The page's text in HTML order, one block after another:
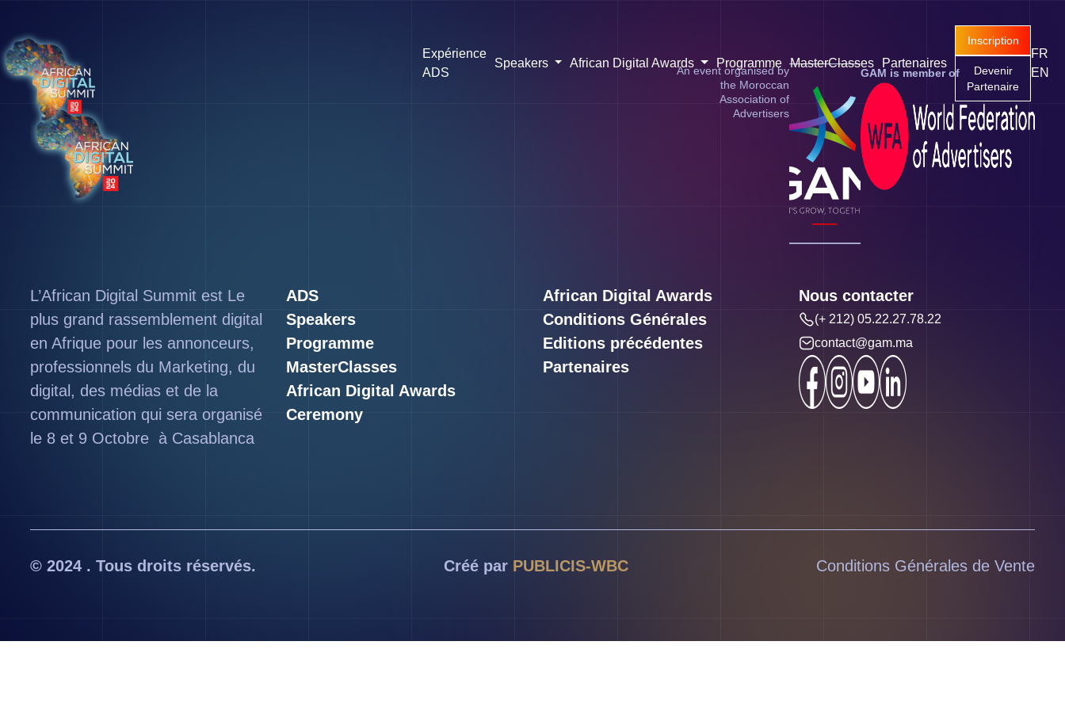
Inscription
Devenir
Partenaire
FR
EN
Expérience
ADS
Speakers African Digital Awards Programme MasterClasses Partenaires
An event organised by
the Moroccan
Association of
Advertisers
GAM is member of
L’African Digital Summit est Le
plus grand rassemblement digital
en Afrique pour les annonceurs,
professionnels du Marketing, du
digital, des médias et de la
communication qui sera organisé
le 8 et 9 Octobre à Casablanca
ADS
Speakers
Programme
MasterClasses
African Digital Awards
Ceremony
African Digital Awards
Conditions Générales
Editions précédentes
Partenaires
Nous contacter
(+ 212) 05.22.27.78.22
contact@gam.ma
© 2024 . Tous droits réservés. Créé par PUBLICIS-WBC Conditions Générales de Vente